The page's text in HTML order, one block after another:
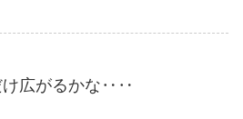
け広がるかな‥‥